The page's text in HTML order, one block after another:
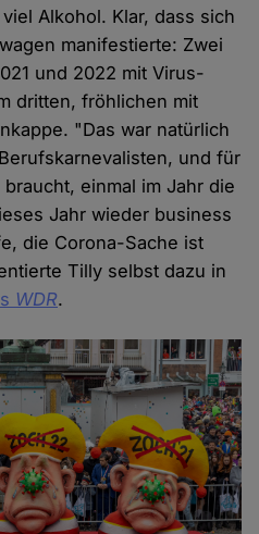
Alkohol. Klar, dass sich
manifestierte: Zwei
und 2022 mit Virus-
dritten, fröhlichen mit
"Das war natürlich
und für
einmal im Jahr die
Jahr wieder business
die Corona-Sache ist
Tilly selbst dazu in
WDR.